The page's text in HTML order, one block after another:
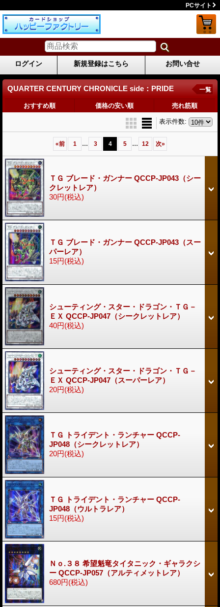
PCサイト
ログイン 新規登録はこちら お問い合せ
QUARTER CENTURY CHRONICLE side：PRIDE 一覧
おすすめ順 価格の安い順 売れ筋順
表示件数:
«前 1 ... 3 4 5 ... 12 次»
ＴＧ ブレード・ガンナー QCCP-JP043（シー
クレットレア）
30円(税込)
ＴＧ ブレード・ガンナー QCCP-JP043（スー
パーレア）
15円(税込)
シューティング・スター・ドラゴン・ＴＧ－
ＥＸ QCCP-JP047（シークレットレア）
40円(税込)
シューティング・スター・ドラゴン・ＴＧ－
ＥＸ QCCP-JP047（スーパーレア）
20円(税込)
ＴＧ トライデント・ランチャー QCCP-
JP048（シークレットレア）
20円(税込)
ＴＧ トライデント・ランチャー QCCP-
JP048（ウルトラレア）
15円(税込)
Ｎｏ.３８ 希望魁竜タイタニック・ギャラクシ
ー QCCP-JP057（アルティメットレア）
680円(税込)